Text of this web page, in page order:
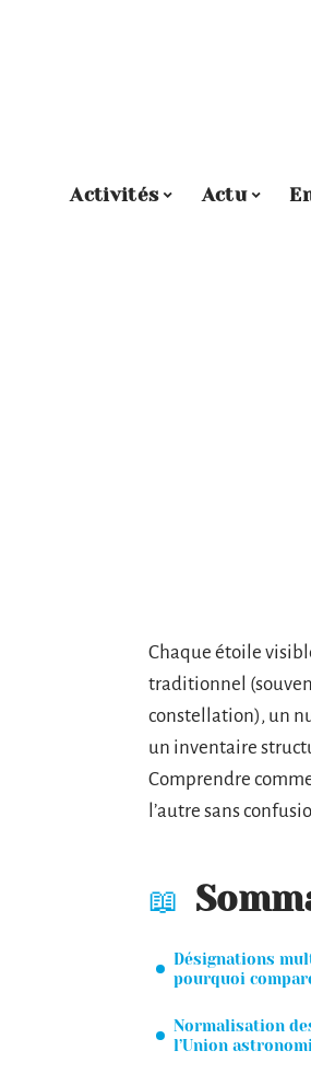
Activités Actu
Chaque étoile
traditionnel
constellation), un
un inventaire
Comprendre
l’autre sans
Désignations
pourquoi
Normalisation
l’Union